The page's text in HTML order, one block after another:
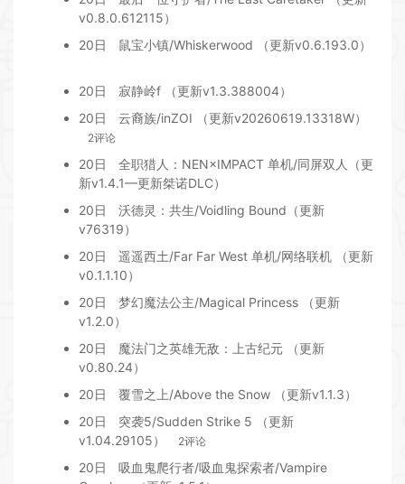
v0.8.0.612115）
20日
鼠宝小镇/Whiskerwood （更新v0.6.193.0）
20日
寂静岭f （更新v1.3.388004）
20日
云裔族/inZOI （更新v20260619.13318W）
2评论
20日
全职猎人：NEN×IMPACT 单机/同屏双人（更
新v1.4.1—更新桀诺DLC）
20日
沃德灵：共生/Voidling Bound（更新
v76319）
20日
遥遥西土/Far Far West 单机/网络联机 （更新
v0.1.1.10）
20日
梦幻魔法公主/Magical Princess （更新
v1.2.0）
20日
魔法门之英雄无敌：上古纪元 （更新
v0.80.24）
20日
覆雪之上/Above the Snow （更新v1.1.3）
20日
突袭5/Sudden Strike 5 （更新
v1.04.29105）
2评论
20日
吸血鬼爬行者/吸血鬼探索者/Vampire